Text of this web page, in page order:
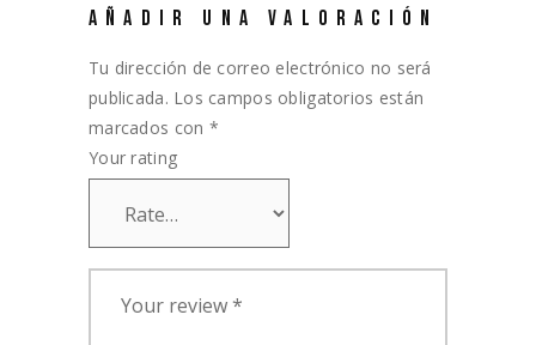
AÑADIR UNA VALORACIÓN
Tu dirección de correo electrónico no será
publicada. Los campos obligatorios están
marcados con *
Your rating